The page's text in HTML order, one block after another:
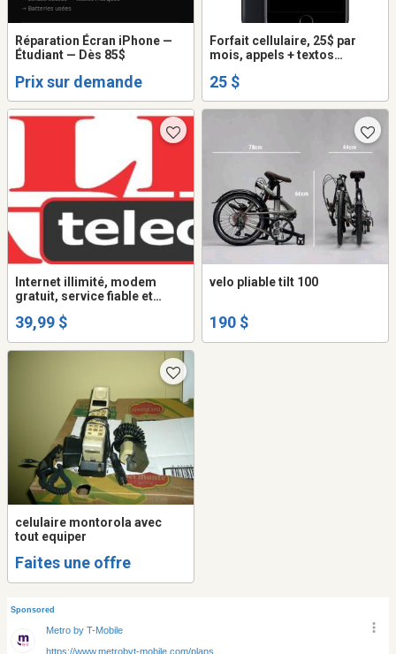
Réparation Écran iPhone —
Étudiant — Dès 85$
Prix sur demande
Forfait cellulaire, 25$ par
mois, appels + textos
25 $
Internet illimité, modem
gratuit, service fiable et
39,99 $
velo pliable tilt 100
190 $
celulaire montorola avec
tout equiper
Faites une offre